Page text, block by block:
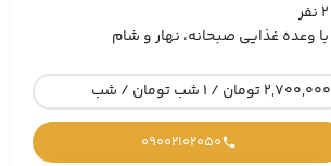
2 نفر
با وعده غذایی صبحانه، نهار و شام
2,700,000 تومان / 1 شب تومان / شب
09002102050